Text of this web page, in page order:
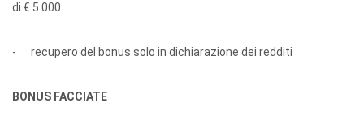
di € 5.000
- recupero del bonus solo in dichiarazione dei redditi
BONUS FACCIATE